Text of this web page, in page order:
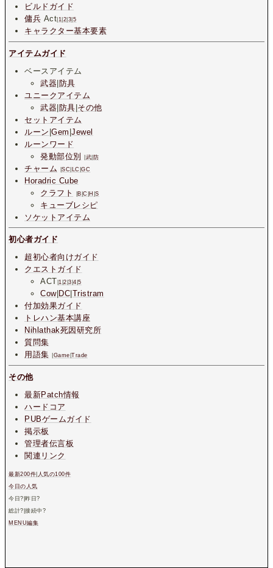
ビルドガイド
傭兵 Act 1 2 3 5
キャラクター基本要素
アイテムガイド
ベースアイテム
武器 防具
ユニークアイテム
武器 防具 その他
セットアイテム
ルーン |Gem |Jewel
ルーンワード
発動部位別
武 防
チャーム |SC LC |GC
Horadric Cube
クラフト
B |C H |S
キューブレシピ
ソケットアイテム
初心者ガイド
超初心者向けガイド
クエストガイド
ACT |1 |2 |3 |4 |5
Cow| DC Tristram
付加効果ガイド
トレハン基本講座
Nihlathak死因研究所
質問集
用語集
Game |Trade
その他
最新Patch情報
ハードコア
PUBゲームガイド
掲示板
管理者伝言板
関連リンク
最新200件 人気の100件
今日の人気
今日? |昨日?
総計? |接続中 ?
MENU編集